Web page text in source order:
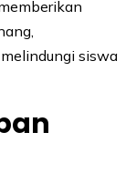
siswa